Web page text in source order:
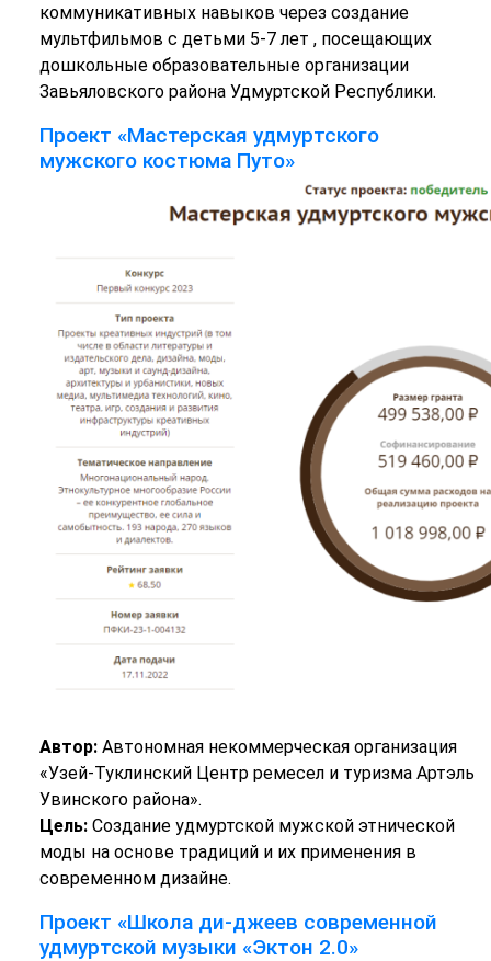
коммуникативных навыков через создание
мультфильмов с детьми 5-7 лет , посещающих
дошкольные образовательные организации
Завьяловского района Удмуртской Республики.
Проект «Мастерская удмуртского
мужского костюма Путо»
Автор: Автономная некоммерческая организация
«Узей-Туклинский Центр ремесел и туризма Артэль
Увинского района».
Цель: Создание удмуртской мужской этнической
моды на основе традиций и их применения в
современном дизайне.
Проект «Школа ди-джеев современной
удмуртской музыки «Эктон 2.0»